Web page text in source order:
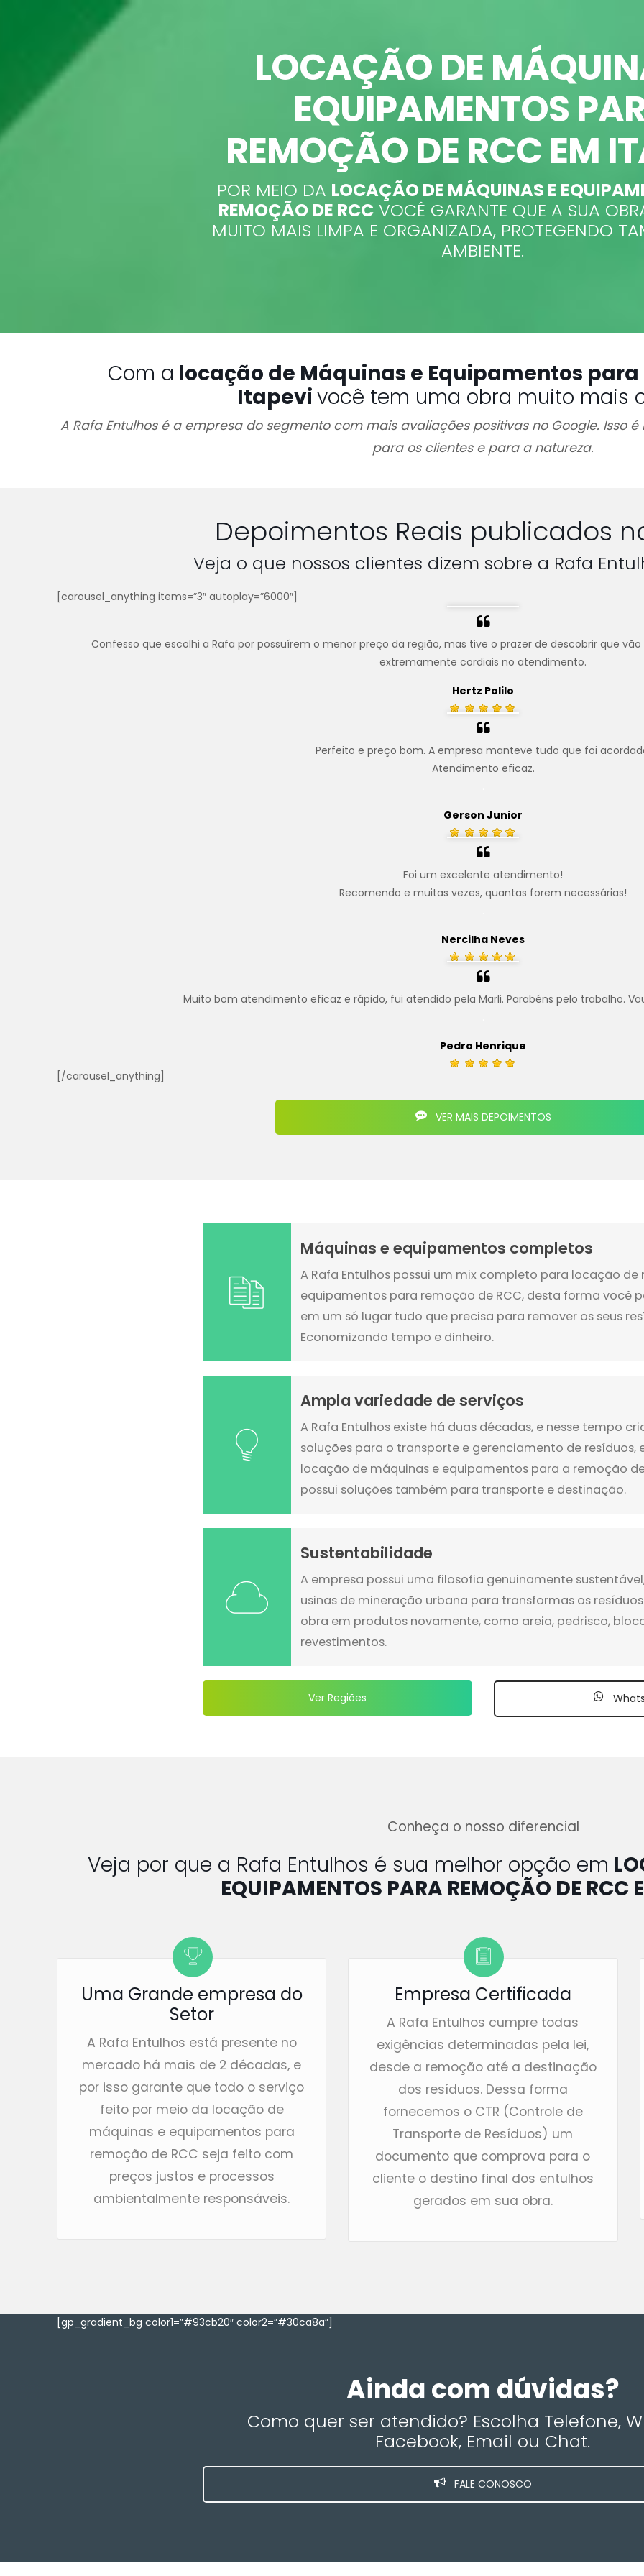
LOCAÇÃO DE
EQUIPAMENTOS
REMOÇÃO DE RCC EM
POR MEIO DA LOCAÇÃO DE MÁQUINAS E
REMOÇÃO DE RCCVOCÊ GARANTE QUE A SUA
MUITO MAIS LIMPA E ORGANIZADA, PROTEGENDO
AMBIENTE.
Com a locação de Máquinas e Equipamentos para
Itapevivocê tem uma obra muito mais
A Rafa Entulhos é a empresa do segmento com mais avaliações positivas no Google. Isso
para os clientes e para a natureza.
Depoimentos Reais publicados
Veja o que nossos clientes dizem sobre a Rafa
[carousel_anything items=”3″ autoplay=”6000″]
Confesso que escolhi a Rafa por possuírem o menor preço da região, mas tive o prazer de descobrir que
extremamente cordiais no atendimento.
Hertz Polilo
Perfeito e preço bom. A empresa manteve tudo que foi
Atendimento eficaz.
Gerson Junior
Foi um excelente atendimento!
Recomendo e muitas vezes, quantas forem necessárias!
Nercilha Neves
Muito bom atendimento eficaz e rápido, fui atendido pela Marli. Parabéns pelo trabalho.
Pedro Henrique
[/carousel_anything]
VER MAIS DEPOIMENTOS
Máquinas e equipamentos completos
A Rafa Entulhos possui um mix completo para locação de
equipamentos para remoção de RCC, desta forma você
em um só lugar tudo que precisa para remover os seus
Economizando tempo e dinheiro.
Ampla variedade de serviços
A Rafa Entulhos existe há duas décadas, e nesse tempo
soluções para o transporte e gerenciamento de resíduos,
locação de máquinas e equipamentos para a remoção
possui soluções também para transporte e destinação.
Sustentabilidade
A empresa possui uma filosofia genuinamente
usinas de mineração urbana para transformas os
obra em produtos novamente, como areia, pedrisco,
revestimentos.
Ver Regiões
Conheça o nosso diferencial
Veja por que a Rafa Entulhos é sua melhor opção em
EQUIPAMENTOS PARA REMOÇÃO DE RCC
Uma Grande empresa do
Setor
A Rafa Entulhos está presente no
mercado há mais de 2 décadas, e
por isso garante que todo o serviço
feito por meio da locação de
máquinas e equipamentos para
remoção de RCC seja feito com
preços justos e processos
ambientalmente responsáveis.
Empresa Certificada
A Rafa Entulhos cumpre todas
exigências determinadas pela lei,
desde a remoção até a destinação
dos resíduos. Dessa forma
fornecemos o CTR (Controle de
Transporte de Resíduos) um
documento que comprova para o
cliente o destino final dos entulhos
gerados em sua obra.
[gp_gradient_bg color1=”#93cb20″ color2=”#30ca8a”]
Ainda com dúvidas?
Como quer ser atendido? Escolha Telefone,
Facebook, Email ou Chat.
FALE CONOSCO